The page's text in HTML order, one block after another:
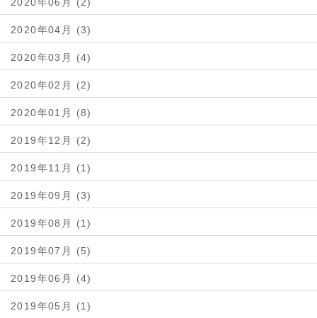
2020年04月 (3)
2020年03月 (4)
2020年02月 (2)
2020年01月 (8)
2019年12月 (2)
2019年11月 (1)
2019年09月 (3)
2019年08月 (1)
2019年07月 (5)
2019年06月 (4)
2019年05月 (1)